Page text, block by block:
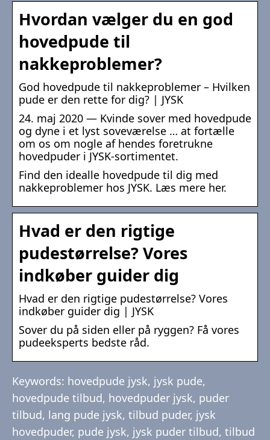
Hvordan vælger du en god
hovedpude til
nakkeproblemer?
God hovedpude til nakkeproblemer – Hvilken
pude er den rette for dig? | JYSK
24. maj 2020 — Kvinde sover med hovedpude
og dyne i et lyst soveværelse … at fortælle
om os om nogle af hendes foretrukne
hovedpuder i JYSK-sortimentet.
Find den idealle hovedpude til dig med
nakkeproblemer hos JYSK. Læs mere her.
Hvad er den rigtige
pudestørrelse? Vores
indkøber guider dig
Hvad er den rigtige pudestørrelse? Vores
indkøber guider dig | JYSK
Sover du på siden eller på ryggen? Få vores
pudeeksperts bedste råd.
Keywords: hovedpude jysk, jysk pude,
hovedpude tilbud, hovedpuder jysk, puder
tilbud, lang pude jysk, tilbud puder, jysk
hovedpuder, pude jysk, jysk puder tilbud, tilbud